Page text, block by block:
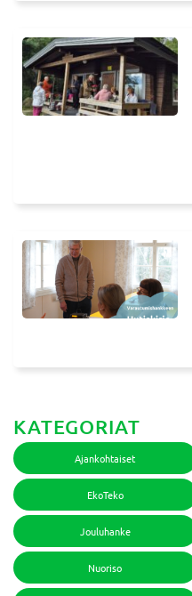
KATEGORIAT
Ajankohtaiset
EkoTeko
Jouluhanke
Nuoriso